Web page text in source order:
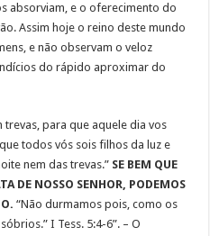
absorviam, e o oferecimento do
Assim hoje o reino deste mundo
e não observam o veloz
do rápido aproximar do
trevas, para que aquele dia vos
todos vós sois filhos da luz e
nem das trevas.” SE BEM QUE
DE NOSSO SENHOR, PODEMOS
“Não durmamos pois, como os
I Tess. 5:4-6”. – O